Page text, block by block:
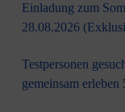
Einladung zum
28.08.2026
Testpersonen
gemeinsam erleben